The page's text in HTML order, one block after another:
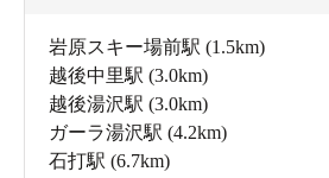
岩原スキー場前駅 (1.5km)
越後中里駅 (3.0km)
越後湯沢駅 (3.0km)
ガーラ湯沢駅 (4.2km)
石打駅 (6.7km)